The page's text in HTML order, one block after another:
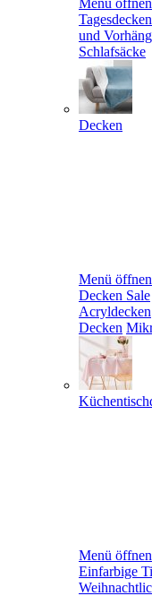
Menü öffnen
und
Schlafsäcke
Decken
Menü öffnen
Decken Sale
Acryldecken
Decken
Menü öffnen
Einfarbige